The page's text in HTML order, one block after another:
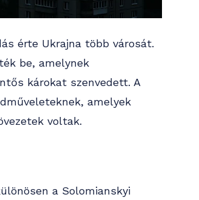
érte Ukrajna több városát.
be, amelynek
károkat szenvedett. A
amelyek
voltak.
a Solomianskyi